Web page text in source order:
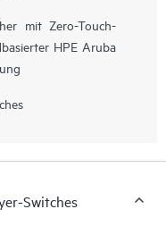
mit Zero-Touch-
HPE Aruba
Switches